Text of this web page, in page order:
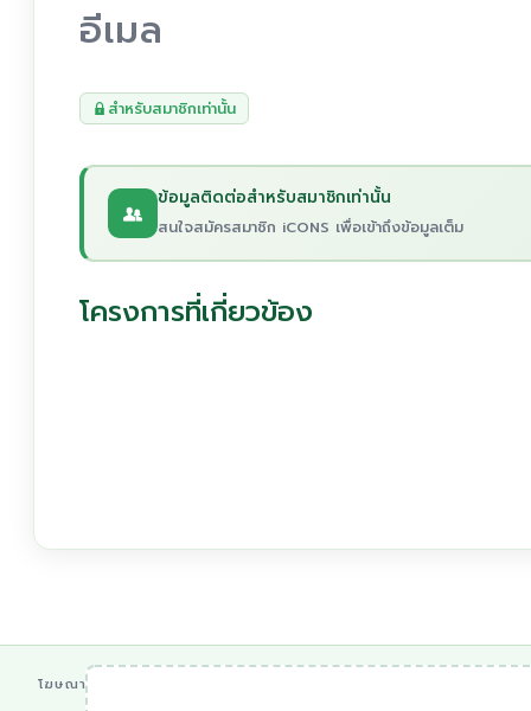
อีเมล
สำหรับสมาชิกเท่านั้น
ข้อมูลติดต่อสำหรับสมาชิกเท่านั้น
สนใจสมัครสมาชิก iCONS เพื่อเข้าถึงข้อมูลเต็ม
โครงการที่เกี่ยวข้อง
โฆษณา